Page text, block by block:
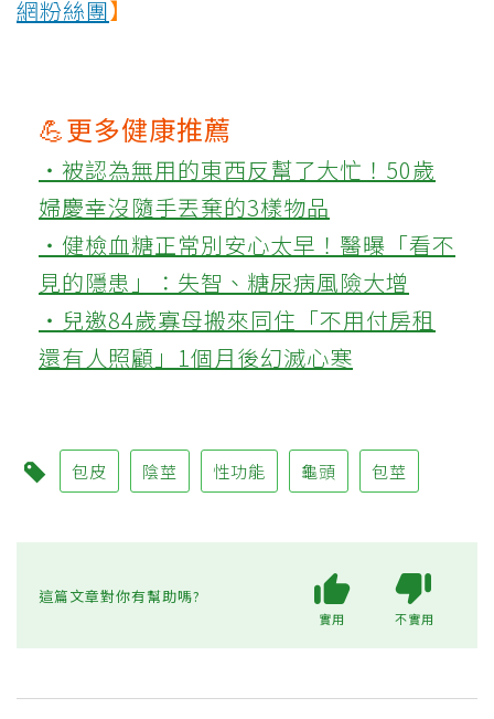
網粉絲團】
💪更多健康推薦
‧被認為無用的東西反幫了大忙！50歲
婦慶幸沒隨手丟棄的3樣物品
‧健檢血糖正常別安心太早！醫曝「看不
見的隱患」：失智、糖尿病風險大增
‧兒邀84歲寡母搬來同住「不用付房租
還有人照顧」1個月後幻滅心寒
包皮 陰莖 性功能 龜頭 包莖
這篇文章對你有幫助嗎?
實用 不實用